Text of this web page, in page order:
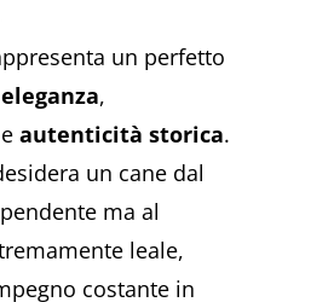
un perfetto
eleganza,
e autenticità storica.
un cane dal
ma al
leale,
costante in